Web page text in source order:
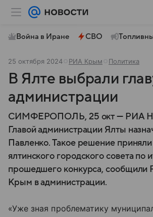
Война в Иране СВО
25 октября 2024 РИА Крым Политика
В Ялте выбрали
администрации
СИМФЕРОПОЛЬ, 25 окт — РИА
Главой администрации Ялты
Павленко. Такое решение
ялтинского городского совета по
прошедшего конкурса, сообщили
Крым в администрации.
«Уже зная проблематику